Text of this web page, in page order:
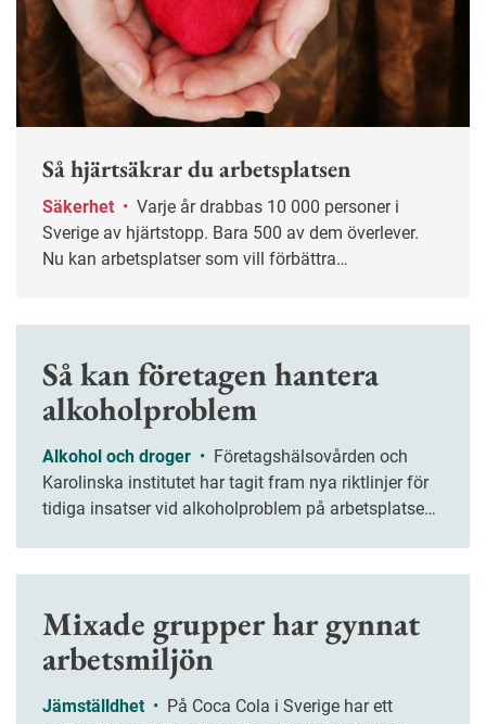
Så hjärtsäkrar du arbetsplatsen
Säkerhet •
Sverige av hjärtstopp. Bara 500 av dem överlever.
Nu kan arbetsplatser som vill förbättra
Så kan företagen hantera
alkoholproblem
Alkohol och droger •
Karolinska institutet har tagit fram nya riktlinjer för
tidiga insatser vid alkoholproblem på arbetsplatsen.
Mixade grupper har gynnat
arbetsmiljön
Jämställdhet •